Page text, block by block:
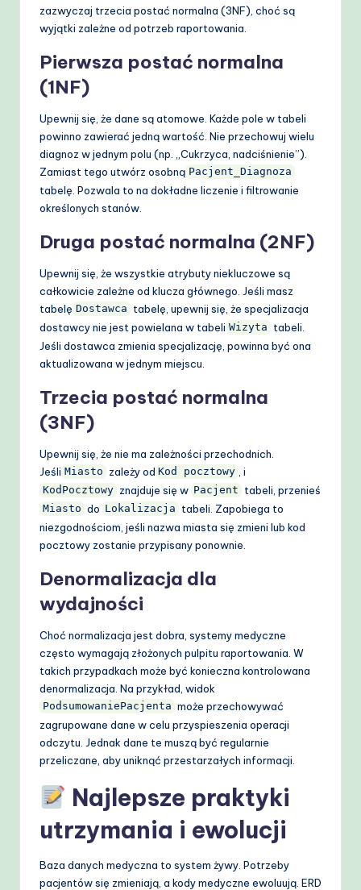
zazwyczaj trzecia postać normalna (3NF), choć są
wyjątki zależne od potrzeb raportowania.
Pierwsza postać normalna
(1NF)
Upewnij się, że dane są atomowe. Każde pole w tabeli
powinno zawierać jedną wartość. Nie przechowuj wielu
diagnoz w jednym polu (np. „Cukrzyca, nadciśnienie”).
Zamiast tego utwórz osobną Pacjent_Diagnoza
tabelę. Pozwala to na dokładne liczenie i filtrowanie
określonych stanów.
Druga postać normalna (2NF)
Upewnij się, że wszystkie atrybuty niekluczowe są
całkowicie zależne od klucza głównego. Jeśli masz
tabelę Dostawca tabelę, upewnij się, że specjalizacja
dostawcy nie jest powielana w tabeli Wizyta tabeli.
Jeśli dostawca zmienia specjalizację, powinna być ona
aktualizowana w jednym miejscu.
Trzecia postać normalna
(3NF)
Upewnij się, że nie ma zależności przechodnich.
Jeśli Miasto zależy od Kod pocztowy , i
KodPocztowy znajduje się w Pacjent tabeli, przenieś
Miasto do Lokalizacja tabeli. Zapobiega to
niezgodnościom, jeśli nazwa miasta się zmieni lub kod
pocztowy zostanie przypisany ponownie.
Denormalizacja dla
wydajności
Choć normalizacja jest dobra, systemy medyczne
często wymagają złożonych pulpitu raportowania. W
takich przypadkach może być konieczna kontrolowana
denormalizacja. Na przykład, widok
PodsumowaniePacjenta może przechowywać
zagrupowane dane w celu przyspieszenia operacji
odczytu. Jednak dane te muszą być regularnie
przeliczane, aby uniknąć przestarzałych informacji.
Najlepsze praktyki
utrzymania i ewolucji
Baza danych medyczna to system żywy. Potrzeby
pacjentów się zmieniają, a kody medyczne ewoluują. ERD